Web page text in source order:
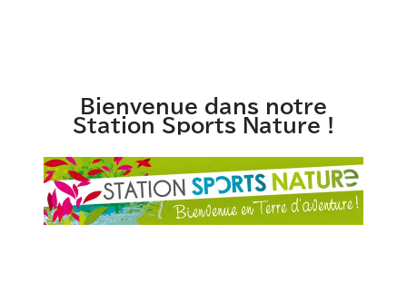
Bienvenue dans notre
Station Sports Nature !